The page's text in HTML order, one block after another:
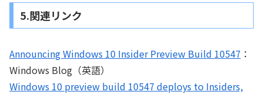
5.関連リンク
Announcing Windows 10 Insider Preview Build 10547 ：
Windows Blog（英語）
Windows 10 preview build 10547 deploys to Insiders,